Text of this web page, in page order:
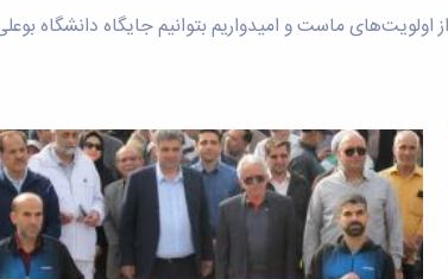
ماست و امیدواریم بتوانیم جایگاه دانشگاه